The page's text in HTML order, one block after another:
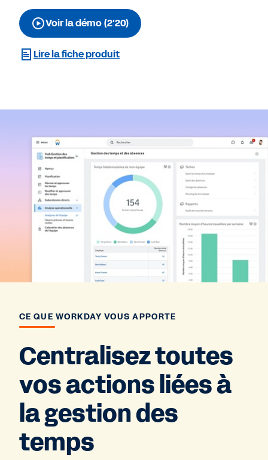
Voir la démo (2'20)
Lire la fiche produit
CE QUE WORKDAY VOUS APPORTE
Centralisez toutes
vos actions liées à
la gestion des
temps